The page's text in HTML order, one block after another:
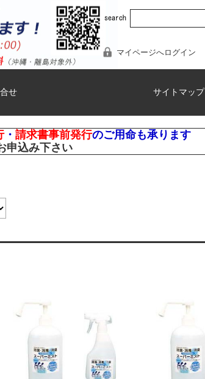
マイページへログイン
せ サイトマップ
・ 請求書事前発行のご用命も承ります
申込み下さい